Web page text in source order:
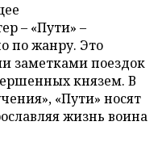
– «Пути» –
по жанру. Это
заметками поездок
князем. В
«Пути» носят
жизнь воина